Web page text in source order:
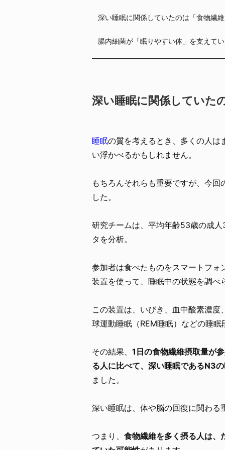
深い睡眠に関係していたのは「食物繊
腸内細菌が「眠りやすい体」を支えて
深い睡眠に関係していた
睡眠の質を考えるとき、多くの人は
い浮かべるかもしれません。
もちろんそれらも重要ですが、今
した。
研究チームは、平均年齢53歳の成
タを分析。
参加者は食べたものをスマートフ
装置を使って、睡眠中の状態を調べ
この装置は、いびき、血中酸素濃
球運動睡眠（REM睡眠）などの睡
その結果、 1日の食物繊維摂取量が
る人に比べて、深い睡眠であるN3
ました。
深い睡眠は、体や脳の回復に関わる
つまり、 食物繊維を多く摂る人は、